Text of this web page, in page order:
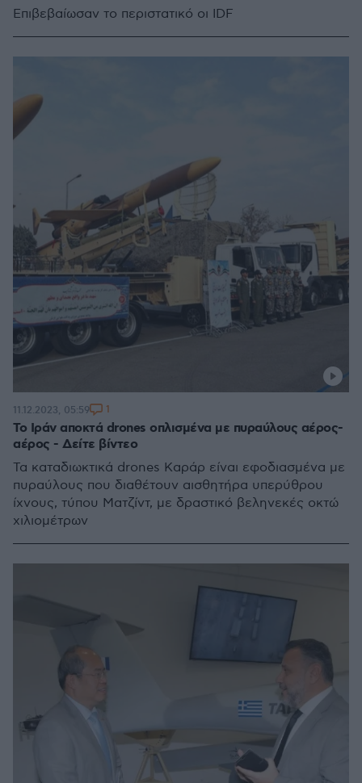
Επιβεβαίωσαν το περιστατικό οι IDF
Το Ιράν αποκτά drones οπλισμένα με πυραύλους αέρος-
αέρος - Δείτε βίντεο
Τα καταδιωκτικά drones Καράρ είναι εφοδιασμένα με
πυραύλους που διαθέτουν αισθητήρα υπερύθρου
ίχνους, τύπου Ματζίντ, με δραστικό βεληνεκές οκτώ
χιλιομέτρων
11.12.2023, 05:59 1